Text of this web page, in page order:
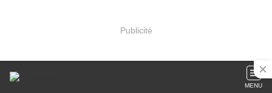
Publicité
MENU